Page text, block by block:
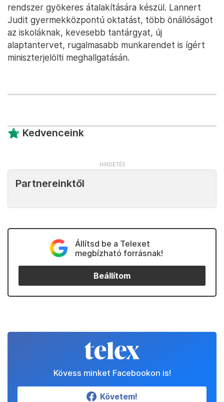
rendszer gyökeres átalakítására készül. Lannert
Judit gyermekközpontú oktatást, több önállóságot
az iskoláknak, kevesebb tantárgyat, új
alaptantervet, rugalmasabb munkarendet is ígért
miniszterjelölti meghallgatásán.
Kedvenceink
Partnereinktől
Állítsd be a Telexet
megbízható forrásnak!
Beállítom
Kövess minket Facebookon is!
Követem!